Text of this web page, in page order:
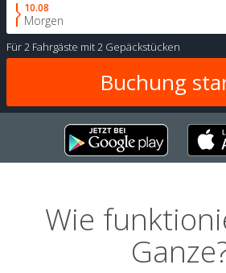
10.08
Morgen
Für2 Fahrgäste mit2 Gepäckstücken
Wie